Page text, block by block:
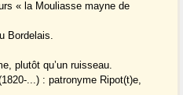
« la Mouliasse mayne de
Bordelais.
plutôt qu’un ruisseau.
...) : patronyme Ripot(t)e,